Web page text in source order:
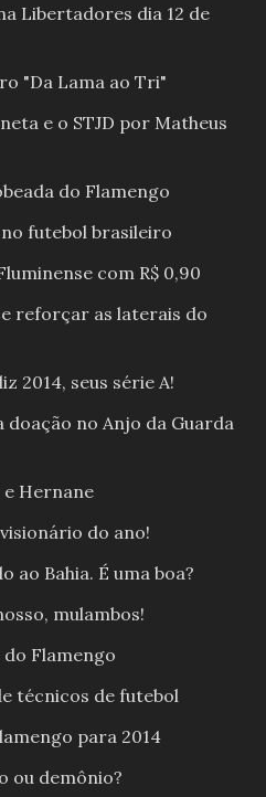
Libertadores dia 12 de
"Da Lama ao Tri"
e o STJD por Matheus
do Flamengo
no futebol brasileiro
com R$ 0,90
reforçar as laterais do
2014, seus série A!
doação no Anjo da Guarda
e Hernane
do ano!
ao Bahia. É uma boa?
mulambos!
do Flamengo
técnicos de futebol
para 2014
ou demônio?